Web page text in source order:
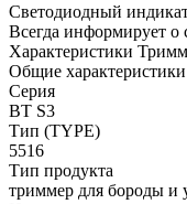
Светодиодный
Всегда информирует о
Характеристики
Общие характеристики
Серия
BT S3
Тип (TYPE)
5516
Тип продукта
триммер для бороды и